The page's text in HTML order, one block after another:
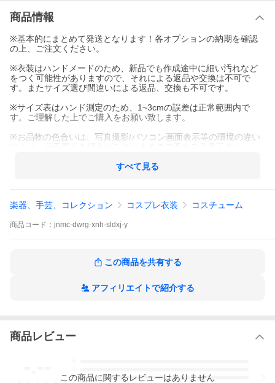
商品情報
※基本的にまとめて発送となります！各オプションの納期を確認
の上、ご注文ください。
※衣装はハンドメードのため、新品でも作成途中に細い汚れなど
をつく可能性がありますので、それによる返品や交換は不可で
す。またサイズ選び間違いによる返品、交換も不可です。
※サイズ表はハンド測定のため、1~3cmの誤差は正常範囲内で
す。ご理解した上でご購入をお願い致します。
※お品物の色合いは、写真撮影/パソコン画面表示等の環境の違い
すべて見る
楽器、手芸、コレクション コスプレ衣装 コスチューム
商品 コード： jnmc-dwrg-xnh-sldxj-y
この商品を共有する
アフィリエイトで紹介する
商品レビュー
3
この商品に関するレビューはありません